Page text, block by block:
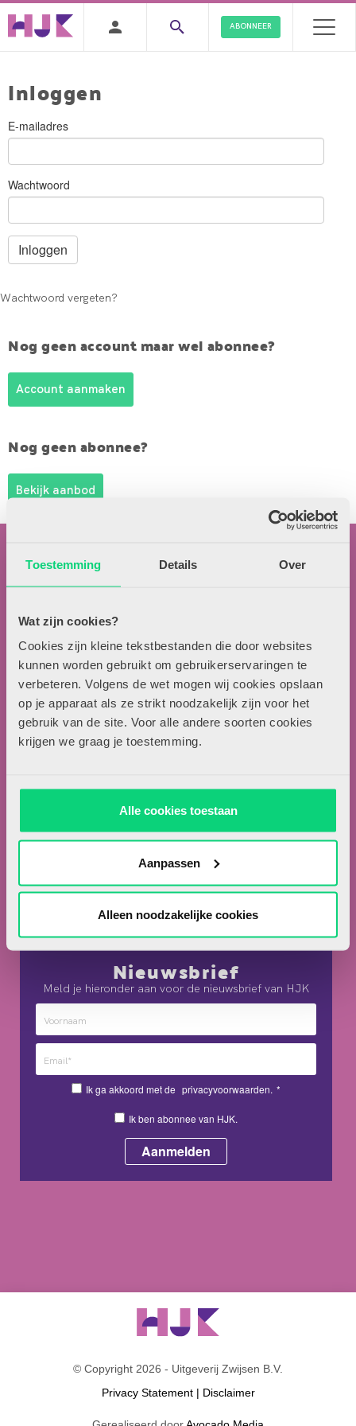
Toestemming Details Over
Wat zijn cookies?
Cookies zijn kleine tekstbestanden die door websites
kunnen worden gebruikt om gebruikerservaringen te
verbeteren. Volgens de wet mogen wij cookies opslaan
op je apparaat als ze strikt noodzakelijk zijn voor het
gebruik van de site. Voor alle andere soorten cookies
krijgen we graag je toestemming.
Alle cookies toestaan
Aanpassen
Alleen noodzakelijke cookies
ABONNEER
Inloggen
E-mailadres
Wachtwoord
Wachtwoord vergeten?
Nog geen account maar wel abonnee?
Account aanmaken
Nog geen abonnee?
Bekijk aanbod
Nieuwsbrief
Meld je hieronder aan voor de nieuwsbrief van HJK
Ik ga akkoord met de privacyvoorwaarden. *
Ik ben abonnee van HJK.
Over HJK
Artikel insturen
Adverteren in HJK
Contact
Contactgegevens
Uitgeverij Zwijsen
T.a.v. redactie HJK
Locomotiefboulevard 101
5041 SE Tilburg
© Copyright 2026 - Uitgeverij Zwijsen B.V.
Privacy Statement| Disclaimer